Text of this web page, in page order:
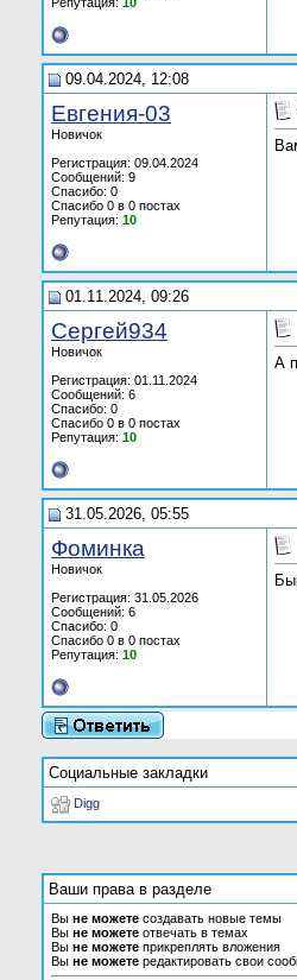
09.04.2024, 12:08
Евгения-03
Новичок
Регистрация: 09.04.2024
Сообщений: 9
Спасибо: 0
Спасибо 0 в 0 постах
Репутация: 10
01.11.2024, 09:26
Сергей934
Новичок
Регистрация: 01.11.2024
Сообщений: 6
Спасибо: 0
Спасибо 0 в 0 постах
Репутация: 10
А
31.05.2026, 05:55
Фоминка
Новичок
Регистрация: 31.05.2026
Сообщений: 6
Спасибо: 0
Спасибо 0 в 0 постах
Репутация: 10
Социальные закладки
Digg
Ваши права в разделе
Вы не можете создавать новые темы
Вы не можете отвечать в темах
Вы не можете прикреплять вложения
Вы не можете редактировать свои